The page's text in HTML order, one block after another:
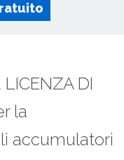
DI
la
accumulatori